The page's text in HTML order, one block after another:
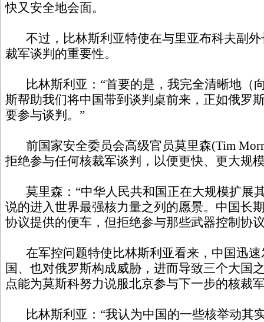
快又安全地会面。
不过，比林斯利亚特使在与里亚布科夫副外
裁军谈判的重要性。
比林斯利亚：“首要的是，我完全清晰地（
斯帮助我们将中国带到谈判桌前来，正如俄罗
要参与谈判。”
前国家安全委员会高级官员莫里森(Tim
拒绝参与任何核裁军谈判，以便更快、更大规
莫里森：“中华人民共和国正在大规模扩展
说的进入世界最强核力量之列的愿景。中国长
协议提供的便车，但拒绝参与那些武器控制协
在军控问题特使比林斯利亚看来，中国迅速
国、也对俄罗斯构成威胁，进而导致三个大国
点能为莫斯科努力说服北京参与下一步的核裁
比林斯利亚：“我认为中国的一些核举动其